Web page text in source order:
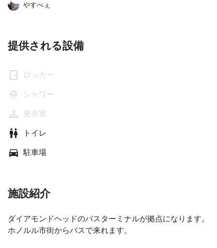
やすべぇ
提供される設備
ロッカー
シャワー
更衣室
トイレ
駐車場
施設紹介
ダイアモンドヘッドのバスターミナルが拠点になります。
ホノルル市街からバスで来れます。